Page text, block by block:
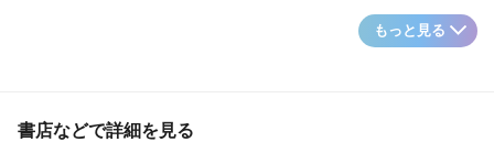
もっと見る
書店などで詳細を見る